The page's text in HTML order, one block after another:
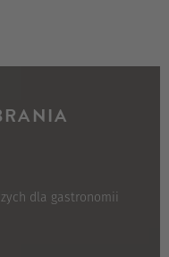
dla gastronomii